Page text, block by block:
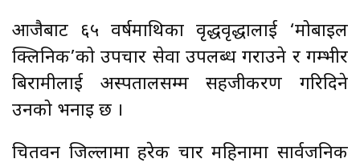
आजैबाट ६५ वर्षमाथिका वृद्धवृद्धालाई ‘मोबाइल
क्लिनिक’को उपचार सेवा उपलब्ध गराउने र गम्भीर
बिरामीलाई अस्पतालसम्म सहजीकरण गरिदिने
उनको भनाइ छ ।
चितवन जिल्लामा हरेक चार महिनामा सार्वजनिक